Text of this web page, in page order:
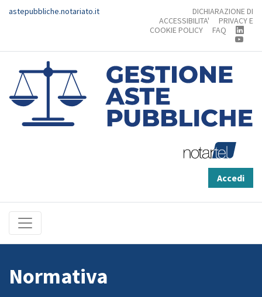
astepubbliche.notariato.it
DICHIARAZIONE DI
ACCESSIBILITA'
PRIVACY E
COOKIE POLICY
FAQ
Accedi
Normativa